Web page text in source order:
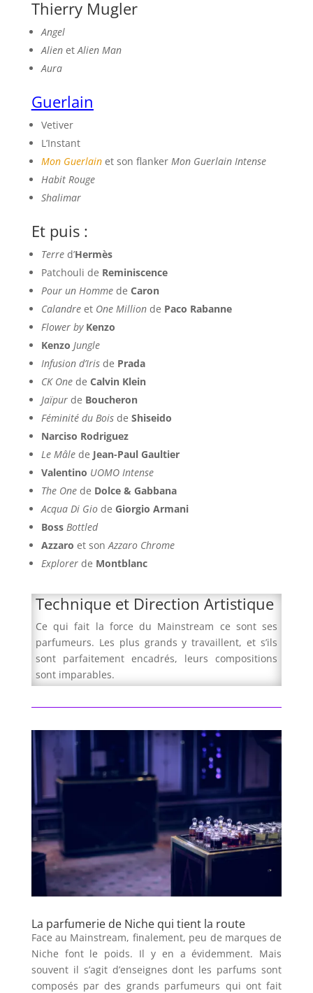
Thierry Mugler
Angel
Alien etAlien Man
Aura
Guerlain
Vetiver
L’Instant
Mon Guerlainet son flanker Mon Guerlain Intense
Habit Rouge
Shalimar
Et puis :
Terred’Hermès
Patchouli de Reminiscence
Pour un Hommede Caron
Calandreet One Millionde Paco Rabanne
Flower byKenzo
Kenzo Jungle
Infusion d’Iris de Prada
CK Onede Calvin Klein
Jaïpurde Boucheron
Féminité du Boisde Shiseido
Narciso Rodriguez
Le Mâlede Jean-Paul Gaultier
Valentino UOMO Intense
The Onede Dolce & Gabbana
Acqua Di Giode Giorgio Armani
BossBottled
Azzaro et sonAzzaro Chrome
Explorerde Montblanc
Technique et Direction Artistique
Ce qui fait la force du Mainstream ce sont ses
parfumeurs. Les plus grands y travaillent, et s’ils
sont parfaitement encadrés, leurs compositions
sont imparables.
La parfumerie de Niche qui tient la route
Face au Mainstream, finalement, peu de marques de
Niche font le poids. Il y en a évidemment. Mais
souvent il s’agit d’enseignes dont les parfums sont
composés par des grands parfumeurs qui ont fait